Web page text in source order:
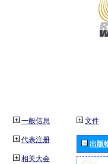
一般信息
代表注册
相关大会
文件
出版